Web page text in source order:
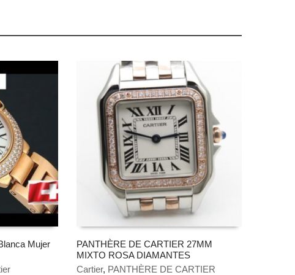
Mujer
AÑADIR AL CARRITO
PANTHÈRE DE CARTIER 27MM
MIXTO ROSA DIAMANTES
Cartier, PANTHÈRE DE CARTIER